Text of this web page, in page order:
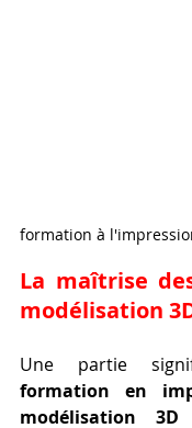
formation à
La maîtrise
modélisation
formation en
modélisation